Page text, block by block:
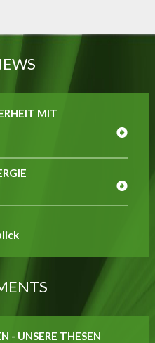
MIT
- UNSERE THESEN